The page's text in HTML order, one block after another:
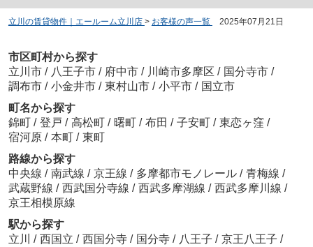
立川の賃貸物件｜エールーム立川店 > お客様の声一覧 2025年07月21日
市区町村から探す
立川市 / 八王子市 / 府中市 / 川崎市多摩区 / 国分寺市 /
調布市 / 小金井市 / 東村山市 / 小平市 / 国立市
町名から探す
錦町 / 登戸 / 高松町 / 曙町 / 布田 / 子安町 / 東恋ヶ窪 /
宿河原 / 本町 / 東町
路線から探す
中央線 / 南武線 / 京王線 / 多摩都市モノレール / 青梅線 /
武蔵野線 / 西武国分寺線 / 西武多摩湖線 / 西武多摩川線 /
京王相模原線
駅から探す
立川
/ 西国立 / 西国分寺 / 国分寺 / 八王子 / 京王八王子 /